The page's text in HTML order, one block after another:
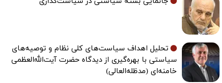
تحلیل اهداف سیاست‌های کلی نظام و توصیه‌های
سیاستی با بهره‌گیری از دیدگاه حضرت آیت‌الله‌العظمی
خامنه‌ای (مدظله‌العالی)